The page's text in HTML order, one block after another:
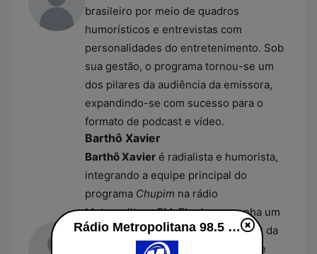
brasileiro por meio de quadros
humorísticos e entrevistas com
personalidades do entretenimento. Sob
sua gestão, o programa tornou-se um
dos pilares da audiência da emissora,
expandindo-se com sucesso para o
formato de podcast e vídeo.
Barthô Xavier
Barthô Xavier é radialista e humorista,
integrando a equipe principal do
programa Chupim na rádio
Metropolitana FM. Ele desempenha um
papel central na dinâmica de humor da
estação, participando ativamente de
Rádio Metropolitana 98.5 FM live